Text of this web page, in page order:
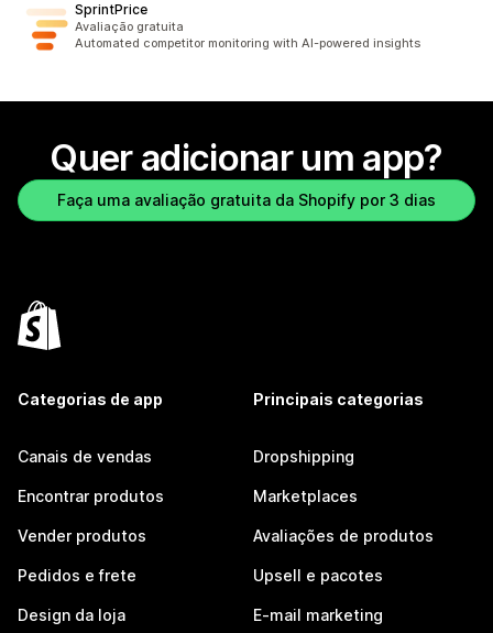
SprintPrice
Avaliação gratuita
Automated competitor monitoring with AI-powered insights
Quer adicionar um app?
Faça uma avaliação gratuita da Shopify por 3 dias
Categorias de app
Canais de vendas
Encontrar produtos
Vender produtos
Pedidos e frete
Design da loja
Principais categorias
Dropshipping
Marketplaces
Avaliações de produtos
Upsell e pacotes
E-mail marketing